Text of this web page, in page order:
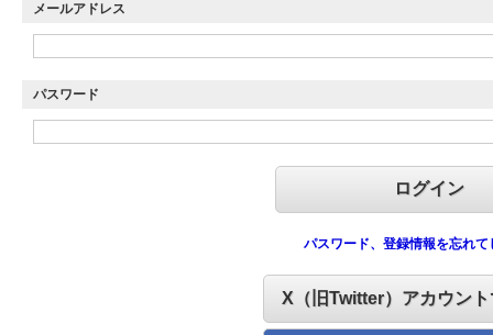
メールアドレス
パスワード
パスワード、登録情報を忘れて
X（旧Twitter）アカウン